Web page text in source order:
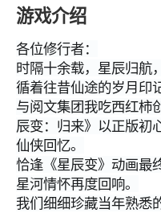
游戏介绍
各位修行者：
时隔十余载，星辰归航
循着往昔仙途的岁月印
与阅文集团我吃西红柿
辰变：归来》以正版初
仙侠回忆。
恰逢《星辰变》动画最
星河情怀再度回响。
我们细细珍藏当年熟悉